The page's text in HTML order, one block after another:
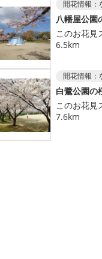
開花情報：
八幡屋公園
このお花見
6.5km
開花情報：
白鷺公園の
このお花見
7.6km